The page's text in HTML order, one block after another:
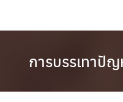
การบรรเทาปั